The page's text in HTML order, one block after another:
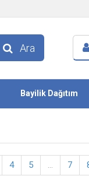
Ara
Bayilik Dağıtım
4 5 ... 7